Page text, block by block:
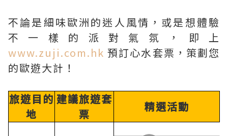
不論是細味歐洲的迷人風情，或是想體驗
不一樣的派對氣氛，即上
www.zuji.com.hk 預訂心水套票，策劃您
的歐遊大計！
旅遊目的
地
建議旅遊套
票
精選活動